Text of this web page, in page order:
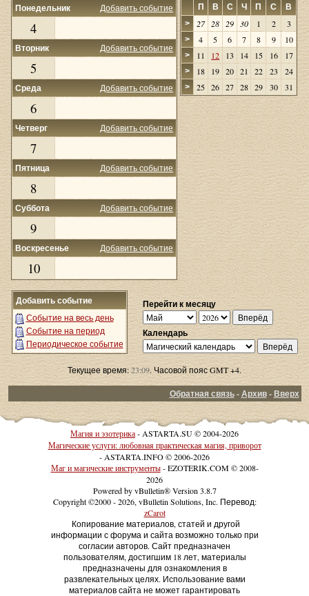
Добавить событие
Понедельник
4
Добавить событие
Вторник
5
Добавить событие
Среда
6
Добавить событие
Четверг
7
Добавить событие
Пятница
8
Добавить событие
Суббота
9
Добавить событие
Воскресенье
10
П
В С Ч П С В
> 27 28 29 30 1 2 3
> 4 5 6 7 8 9 10
> 11 12 13 14 15 16 17
> 18 19 20 21 22 23 24
> 25 26 27 28 29 30 31
Добавить событие
Событие на весь день
Событие на период
Периодическое событие
Перейти к месяцу
Календарь
Текущее время:23:09. Часовой пояс GMT +4.
Обратная связь-Архив-Вверх
Магия и эзотерика- ASTARTA.SU © 2004-2026
Магические услуги: любовная практическая магия, приворот
- ASTARTA.INFO © 2006-2026
Маг и магические инструменты- EZOTERIK.COM © 2008-
2026
Powered by vBulletin® Version 3.8.7
Copyright ©2000 - 2026, vBulletin Solutions, Inc. Перевод:
zCarot
Копирование материалов, статей и другой
информации с форума и сайта возможно только при
согласии авторов. Сайт предназначен
пользователям, достигшим 18 лет, материалы
предназначены для ознакомления в
развлекательных целях. Использование вами
материалов сайта не может гарантировать